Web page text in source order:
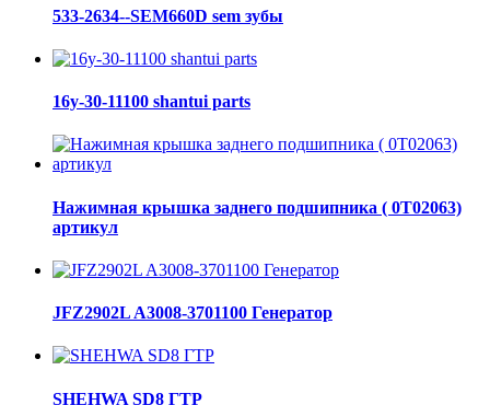
533-2634--SEM660D sem зубы
16y-30-11100 shantui parts
Нажимная крышка заднего подшипника ( 0Т02063)
артикул
JFZ2902L A3008-3701100 Генератор
SHEHWA SD8 ГТР